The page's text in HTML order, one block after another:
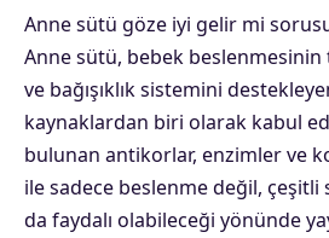
Anne sütü göze iyi gelir mi
Anne sütü, bebek
ve bağışıklık sistemini
kaynaklardan biri olarak kabul
bulunan antikorlar, enzimler ve
ile sadece beslenme değil, çeşitli
da faydalı olabileceği yönünde